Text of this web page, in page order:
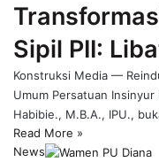
Sipil PII:
Konstruksi Media —
Umum Persatuan Insinyur
Habibie., M.B.A., IPU.,
Read More »
News